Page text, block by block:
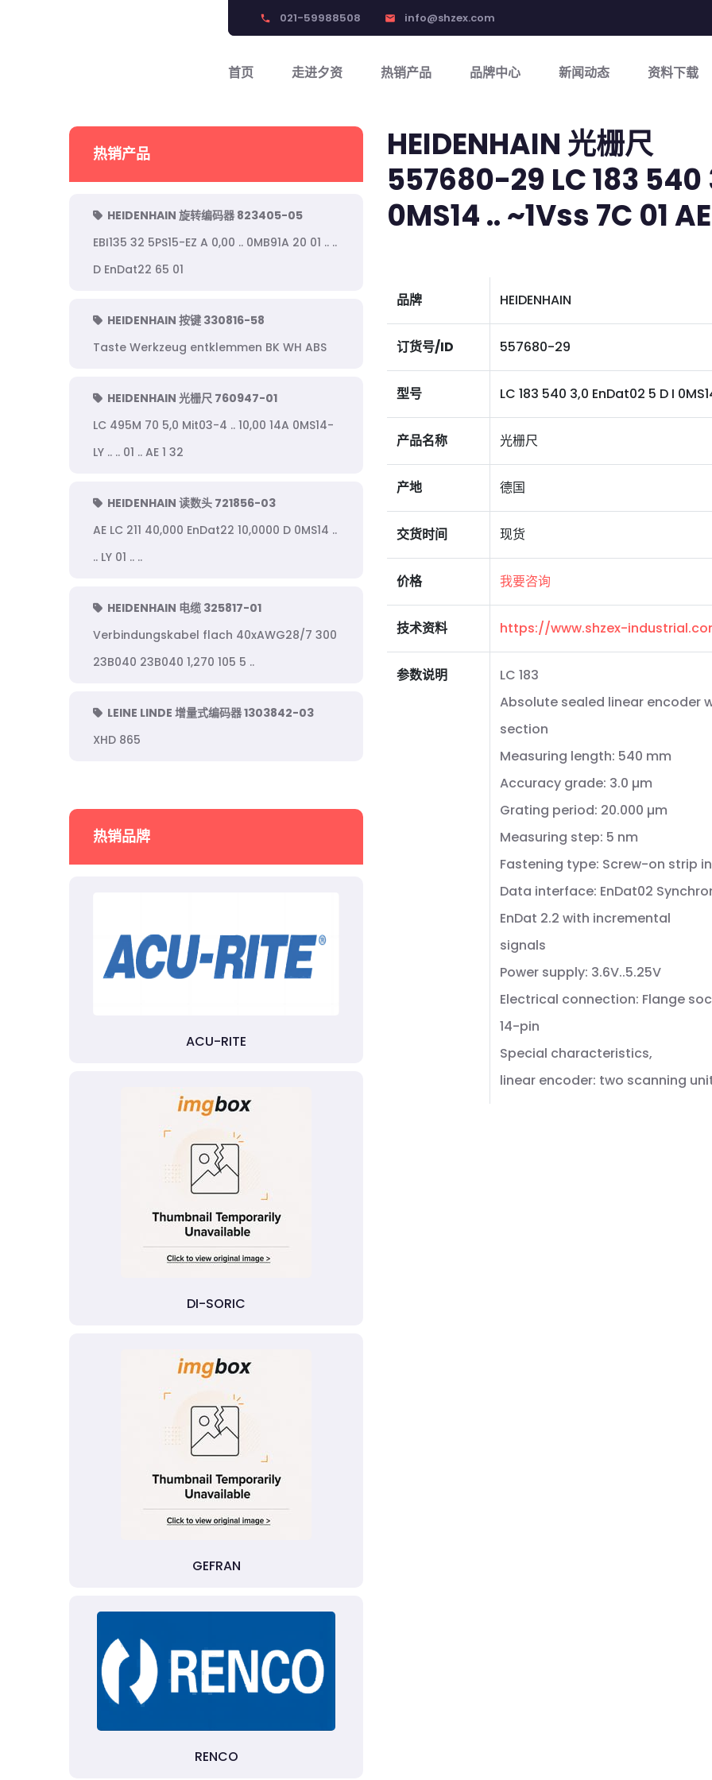
phone 021-59988508 email info@shzex.com
首页 走进夕资 热销产品 品牌中心 新闻动态 资料下载
热销产品
HEIDENHAIN 旋转编码器 823405-05
EBI135 32 5PS15-EZ A 0,00 .. 0MB91A 20 01 .. ..
D EnDat22 65 01
HEIDENHAIN 按键 330816-58
Taste Werkzeug entklemmen BK WH ABS
HEIDENHAIN 光栅尺 760947-01
LC 495M 70 5,0 Mit03-4 .. 10,00 14A 0MS14-
LY .. .. 01 .. AE 1 32
HEIDENHAIN 读数头 721856-03
AE LC 211 40,000 EnDat22 10,0000 D 0MS14 ..
.. LY 01 .. ..
HEIDENHAIN 电缆 325817-01
Verbindungskabel flach 40xAWG28/7 300
23B040 23B040 1,270 105 5 ..
LEINE LINDE 增量式编码器 1303842-03
XHD 865
热销品牌
ACU-RITE
DI-SORIC
GEFRAN
RENCO
HEIDENHAIN 光栅尺
557680-29 LC 183 540
0MS14 .. ~1Vss 7C 01
品牌 HEIDENHAIN
订货号/ID 557680-29
型号 LC 183 540 3,0 EnDat02 5 D I
产品名称 光栅尺
产地 德国
交货时间 现货
价格 我要咨询
技术资料 https://www.shzex-
参数说明
LC 183
Absolute sealed linear encoder
section
Measuring length: 540 mm
Accuracy grade: 3.0 µm
Grating period: 20.000 µm
Measuring step: 5 nm
Fastening type: Screw-on strip
Data interface: EnDat02
EnDat 2.2 with incremental
signals
Power supply: 3.6V..5.25V
Electrical connection: Flange
14-pin
Special characteristics,
linear encoder: two scanning